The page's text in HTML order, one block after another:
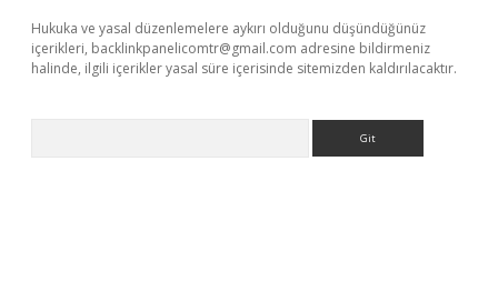
Hukuka ve yasal düzenlemelere aykırı olduğunu düşündüğünüz
içerikleri, backlinkpanelicomtr@gmail.com adresine bildirmeniz
halinde, ilgili içerikler yasal süre içerisinde sitemizden kaldırılacaktır.